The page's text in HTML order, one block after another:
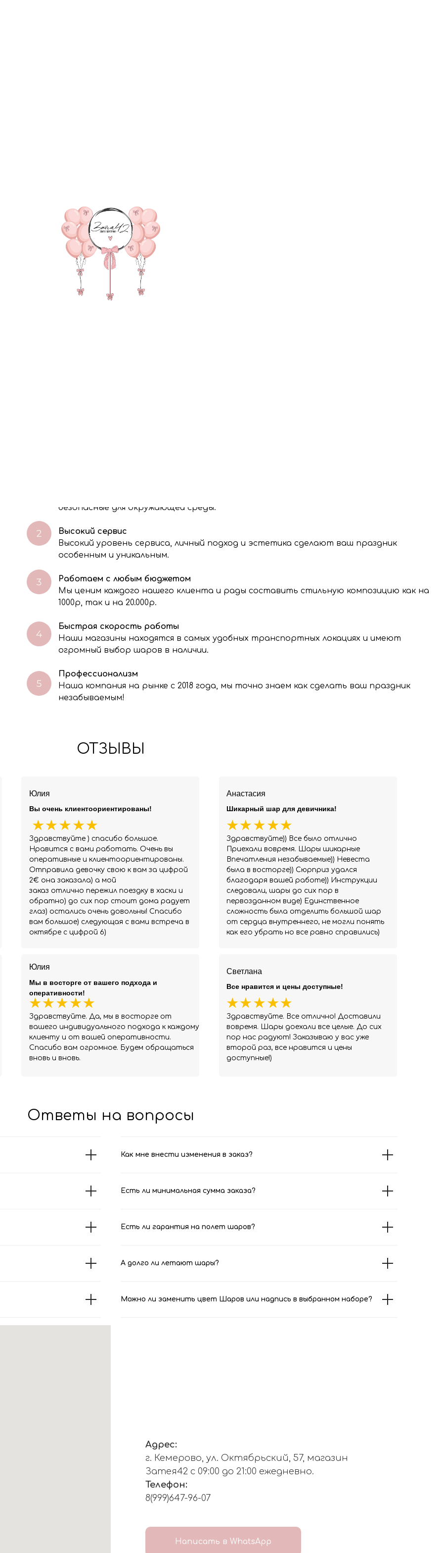
подобрать вам композицию
электронную форму, Вы даете согласие на обработку, сбор, хранение и передачу
Вами информации на условиях Политики обработки персональных данных.
безопасные для окружающей среды.
Высокий сервис
Высокий уровень сервиса, личный подход и эстетика сделают ваш праздник
особенным и уникальным.
Работаем с любым бюджетом
Мы ценим каждого нашего клиента и рады составить стильную композицию как на
1000р, так и на 20.000р.
Быстрая скорость работы
Наши магазины находятся в самых удобных транспортных локациях и имеют
огромный выбор шаров в наличии.
Профессионализм
Наша компания на рынке с 2018 года, мы точно знаем как сделать ваш праздник
незабываемым!
ОТЗЫВЫ
Юлия
Здравствуйте. Да, мы в восторге от
вашего индивидуального подхода к каждому
клиенту и от вашей оперативности.
Спасибо вам огромное. Будем обращаться
вновь и вновь.
Мы в восторге от вашего подхода и
оперативности!
Светлана
Здравствуйте. Все отлично! Доставили
вовремя. Шары доехали все целые. До сих
пор нас радуют! Заказываю у вас уже
второй раз, все нравится и цены
доступные!)
Все нравится и цены доступные!
Юлия
Здравствуйте ) спасибо большое.
Нравится с вами работать. Очень вы
оперативные и клиентоориентированы.
Отправила девочку свою к вам за цифрой
2€ она заказала) а мой
заказ отлично пережил поездку в хаски и
обратно) до сих пор стоит дома радует
глаз) остались очень довольны! Спасибо
вам большое) следующая с вами встреча в
октябре с цифрой 6)
Вы очень клиентоориентированы!
Анастасия
Здравствуйте)) Все было отлично
Приехали вовремя. Шары шикарные
Впечатления незабываемые)) Невеста
была в восторге)) Сюрприз удался
благодаря вашей работе)) Инструкции
следовали, шары до сих пор в
первозданном виде) Единственное
сложность была отделить большой шар
от сердца внутреннего, не могли понять
как его убрать но все равно справились)
Шикарный шар для девичника!
Ответы на вопросы
Как мне внести изменения в заказ?
Есть ли минимальная сумма заказа?
Есть ли гарантия на полет шаров?
А долго ли летают шары?
Можно ли заменить цвет Шаров или надпись в выбранном наборе?
Адрес:
г. Кемерово, ул. Октябрьский, 57, магазин
Затея42 с 09:00 до 21:00 ежедневно.
Телефон:
8(999)647-96-07
Написать в WhatsApp